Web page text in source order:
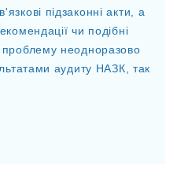
підзаконні акти, а
чи подібні
неодноразово
аудиту НАЗК, так